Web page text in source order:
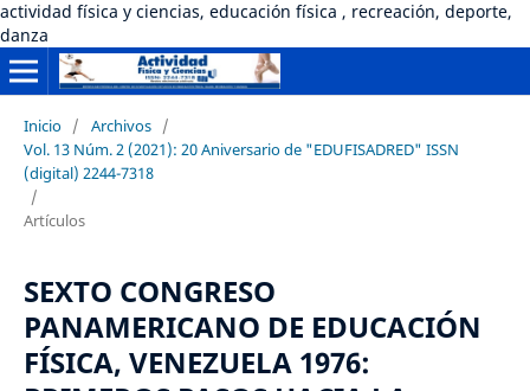
actividad física y ciencias, educación física , recreación, deporte,
danza
Inicio / Archivos /
Vol. 13 Núm. 2 (2021): 20 Aniversario de "EDUFISADRED" ISSN
(digital) 2244-7318
/
Artículos
SEXTO CONGRESO
PANAMERICANO DE EDUCACIÓN
FÍSICA, VENEZUELA 1976: